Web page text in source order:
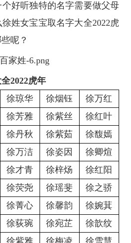
好听独特的名字需要做父母
姓女宝宝取名字大全2022虎
呢？
2022虎年
徐琼华 徐烟钰
徐万红
徐芳雅 徐紫丝
徐红叶
徐丹秋 徐紫茹
徐馥嫣
徐万洁 徐姿因
徐卿煊
徐才青 徐梓炀
徐红阳
徐荧尧 徐瑶斐
徐之骄
徐菁心 徐馨韵
徐婉萁
徐荻琬 徐宛芷
徐歆纹